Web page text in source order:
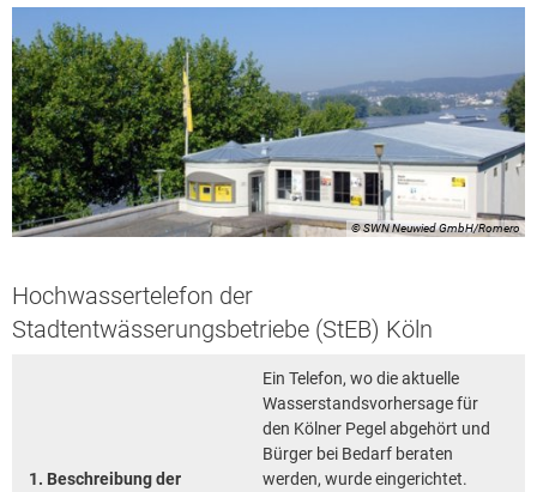
© SWN Neuwied GmbH/Romero
Hochwassertelefon der
Stadtentwässerungsbetriebe (StEB) Köln
1. Beschreibung der
Ein Telefon, wo die aktuelle
Wasserstandsvorhersage für
den Kölner Pegel abgehört und
Bürger bei Bedarf beraten
werden, wurde eingerichtet.